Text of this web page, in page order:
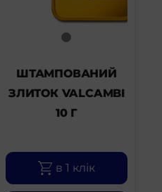
ШТАМПОВАНИЙ
ЗЛИТОК VALCAMBI
10 Г
в 1 клік